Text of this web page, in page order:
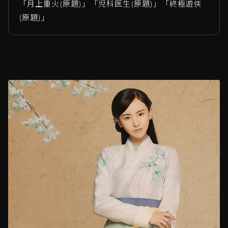
「月上重火(原題)」「児科医生(原題)」「終極遊侠
(原題)」